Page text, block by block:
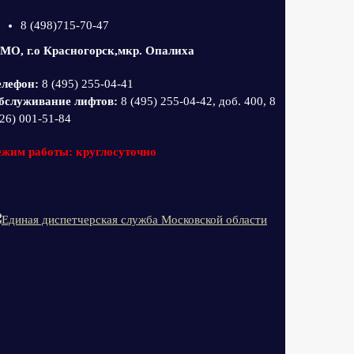
8 (498)715-70-47
г.о Красногорск,мкр. Опалиха
8 (495) 255-04-41
лифтов: 8 (495) 255-04-42, доб. 400, 8
001-51-84
работы: круглосуточно